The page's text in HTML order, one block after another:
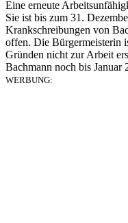
Eine erneute
Sie ist bis zum 31.
Krankschreibungen von
offen. Die Bürgermeisterin
Gründen nicht zur Arbeit
Bachmann noch bis Januar
WERBUNG: